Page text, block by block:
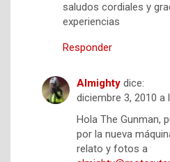
saludos cordiales y
experiencias
Responder
Almighty dice:
diciembre 3, 2010 a
Hola The Gunman,
por la nueva
relato y fotos a